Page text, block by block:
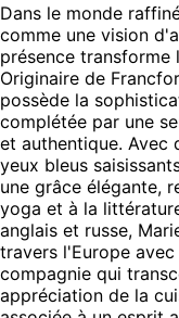
Dans le monde
comme une vision
présence transforme
Originaire de
possède la
complétée par une
et authentique. Avec
yeux bleus
une grâce élégante,
yoga et à la
anglais et russe,
travers l'Europe
compagnie qui
appréciation de la